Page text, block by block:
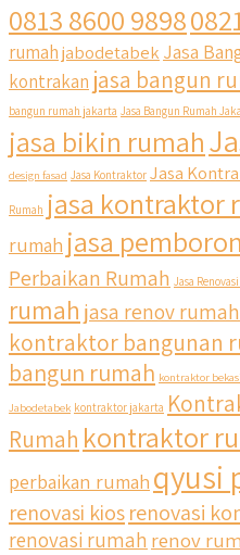
0813 8600 9898
rumahjabodetabek Jasa
kontrakan jasa bangun
bangun rumah jakarta Jasa Bangun Rumah
jasa bikin rumah
design fasad Jasa Kontraktor Jasa
Rumah jasa kontraktor
rumah jasa
Perbaikan Rumah Jasa
rumah jasa renov rumah
kontraktor bangunan
bangun rumah kontraktor bekasi
Jabodetabek kontraktor jakarta
Rumah kontraktor
perbaikan rumah qyusi
renovasi kiosrenovasi
renovasi rumah renov